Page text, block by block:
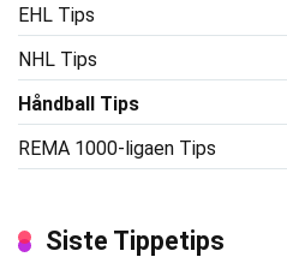
EHL Tips
NHL Tips
Håndball Tips
REMA 1000-ligaen Tips
Siste Tippetips